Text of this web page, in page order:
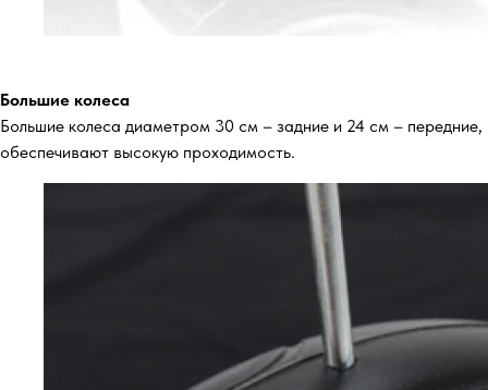
Большие колеса
Большие колеса диаметром 30 см – задние и 24 см – передние,
обеспечивают высокую проходимость.